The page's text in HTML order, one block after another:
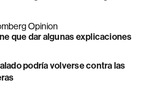
Opinion
que dar algunas explicaciones
podría volverse contra las